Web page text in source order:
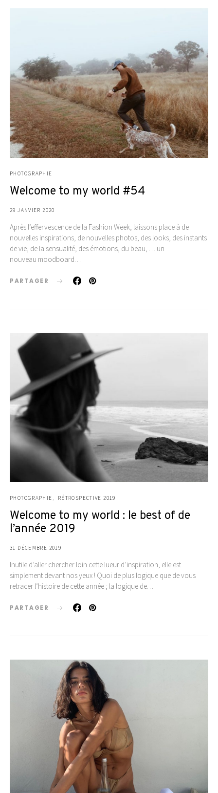
PHOTOGRAPHIE
Welcome to my world #54
29 JANVIER 2020
Après l’effervescence de la Fashion Week, laissons place à de
nouvelles inspirations, de nouvelles photos, des looks, des instants
de vie, de la sensualité, des émotions, du beau, … un
nouveau moodboard…
PARTAGER
PHOTOGRAPHIE RÉTROSPECTIVE 2019
Welcome to my world : le best of de
l’année 2019
31 DÉCEMBRE 2019
Inutile d’aller chercher loin cette lueur d’inspiration, elle est
simplement devant nos yeux ! Quoi de plus logique que de vous
retracer l’histoire de cette année ; la logique de…
PARTAGER